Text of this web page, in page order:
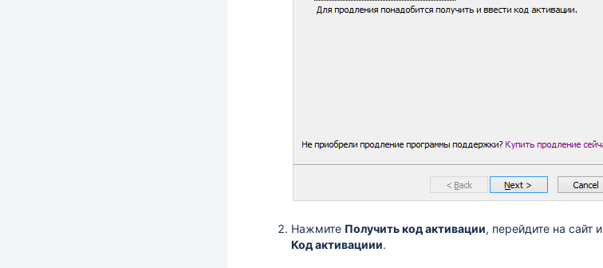
Нажмите Получить код активации, перейдите на сайт
Код активациии.